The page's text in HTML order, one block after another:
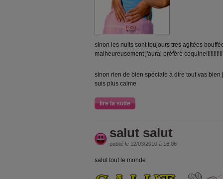
sinon les nuits sont toujours tres agitées
malheureusement j'aurai préféré
sinon rien de bien spéciale à dire tout vas
suis plus calme
lire la suite
salut salut
publié le 12/03/2010 à 16:08
salut tout le monde